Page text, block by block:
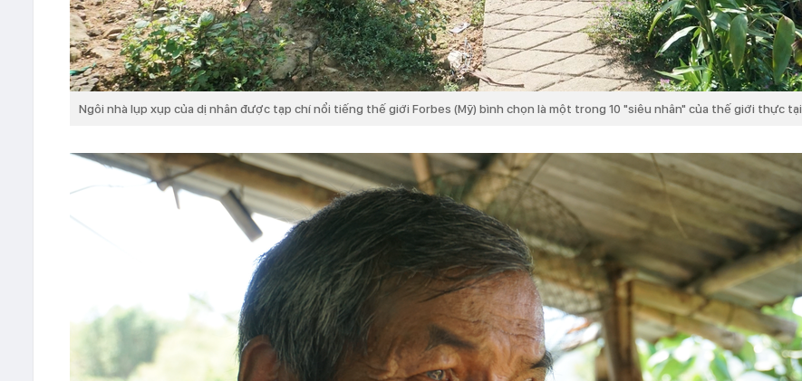
Ngôi nhà lụp xụp của dị nhân được tạp chí nổi tiếng thế giới Forbes (Mỹ) bình chọn là một trong 10 "siêu nhân" của thế giới thực tại